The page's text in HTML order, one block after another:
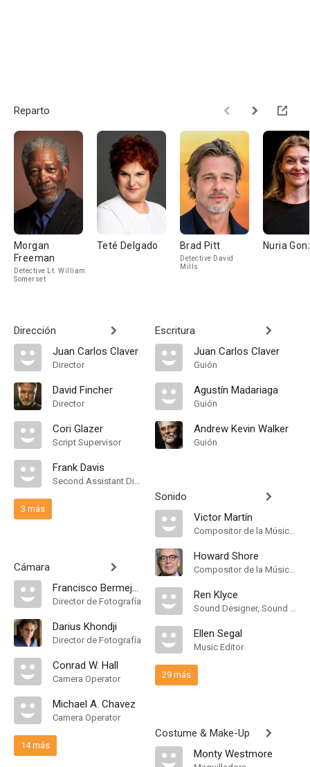
Reparto
Morgan
Freeman
Detective Lt. William
Somerset
Teté Delgado Brad Pitt
Detective David
Mills
Nuria
Dirección
Juan Carlos Claver
Director
David Fincher
Director
Cori Glazer
Script Supervisor
Frank Davis
Second Assistant Director
3 más
Cámara
Francisco Bermejo Miranda
Director de Fotografía
Darius Khondji
Director de Fotografía
Conrad W. Hall
Camera Operator
Michael A. Chavez
Camera Operator
14 más
Escritura
Juan Carlos Claver
Guión
Agustín Madariaga
Guión
Andrew Kevin Walker
Guión
Sonido
Victor Martín
Compositor de la Música Original
Howard Shore
Compositor de la Música Original
Ren Klyce
Sound Designer, Sound Effects Editor
Ellen Segal
Music Editor
29 más
Costume & Make-Up
Monty Westmore